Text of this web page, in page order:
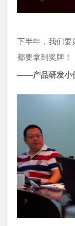
下半年，我们要
都要拿到奖牌！
——产品研发小